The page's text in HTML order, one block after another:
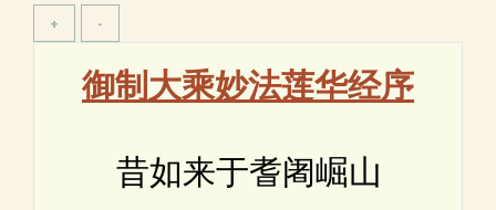
御制大乘妙法莲华经序
昔如来于耆阇崛山